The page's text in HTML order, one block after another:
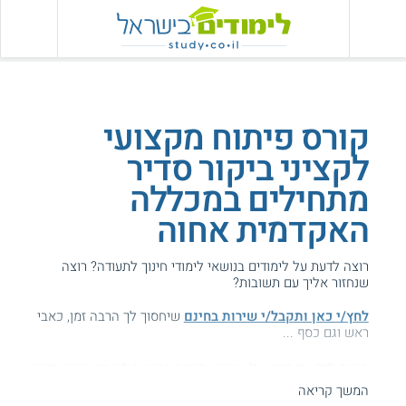
קורס פיתוח מקצועי
לקציני ביקור סדיר
מתחילים במכללה
האקדמית אחוה
רוצה לדעת על לימודים בנושאי לימודי חינוך לתעודה? רוצה
שנחזור אליך עם תשובות?
לחץ/י כאן ותקבל/י שירות בחינם שיחסוך לך הרבה זמן, כאבי
ראש וגם כסף ...
מתחילים.
המשך קריאה